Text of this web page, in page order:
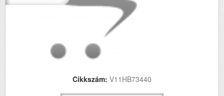
Cikkszám: V11HB73440